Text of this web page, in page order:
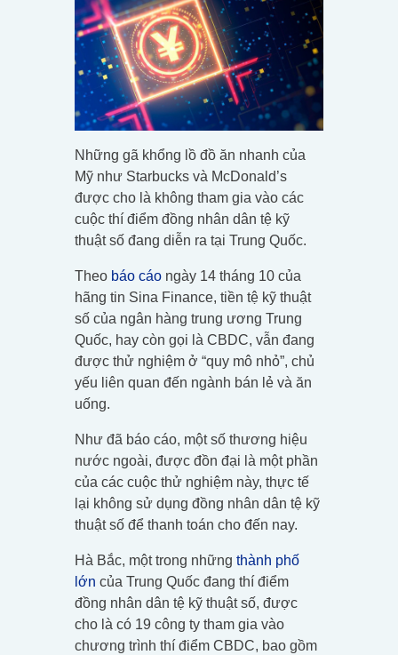
Những gã khổng lồ đồ ăn nhanh của
Mỹ như Starbucks và McDonald’s
được cho là không tham gia vào các
cuộc thí điểm đồng nhân dân tệ kỹ
thuật số đang diễn ra tại Trung Quốc.
Theo báo cáo ngày 14 tháng 10 của
hãng tin Sina Finance, tiền tệ kỹ thuật
số của ngân hàng trung ương Trung
Quốc, hay còn gọi là CBDC, vẫn đang
được thử nghiệm ở “quy mô nhỏ”, chủ
yếu liên quan đến ngành bán lẻ và ăn
uống.
Như đã báo cáo, một số thương hiệu
nước ngoài, được đồn đại là một phần
của các cuộc thử nghiệm này, thực tế
lại không sử dụng đồng nhân dân tệ kỹ
thuật số để thanh toán cho đến nay.
Hà Bắc, một trong những thành phố
lớn của Trung Quốc đang thí điểm
đồng nhân dân tệ kỹ thuật số, được
cho là có 19 công ty tham gia vào
chương trình thí điểm CBDC, bao gồm